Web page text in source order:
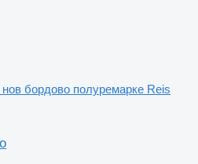
нов бордово полуремарке Reis